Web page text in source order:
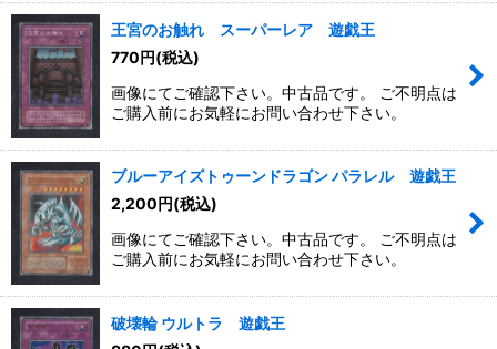
王宮のお触れ スーパーレア 遊戯王
770円(税込)
画像にてご確認下さい。中古品です。 ご不明点は
ご購入前にお気軽にお問い合わせ下さい。
ブルーアイズトゥーンドラゴン パラレル 遊戯王
2,200円(税込)
画像にてご確認下さい。中古品です。 ご不明点は
ご購入前にお気軽にお問い合わせ下さい。
破壊輪 ウルトラ 遊戯王